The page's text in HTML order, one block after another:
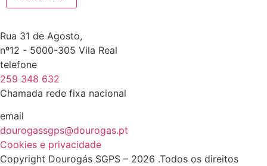
Rua 31 de Agosto,
nº12 - 5000-305 Vila Real
telefone
259 348 632
Chamada rede fixa nacional
email
dourogassgps@dourogas.pt
Cookies e privacidade
Copyright Dourogás SGPS – 2026 .Todos os direitos